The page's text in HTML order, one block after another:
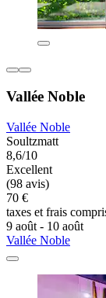
Vallée Noble
Vallée Noble
Soultzmatt
8,6/10
Excellent
(98 avis)
70 €
taxes et frais
9 août - 10 août
Vallée Noble